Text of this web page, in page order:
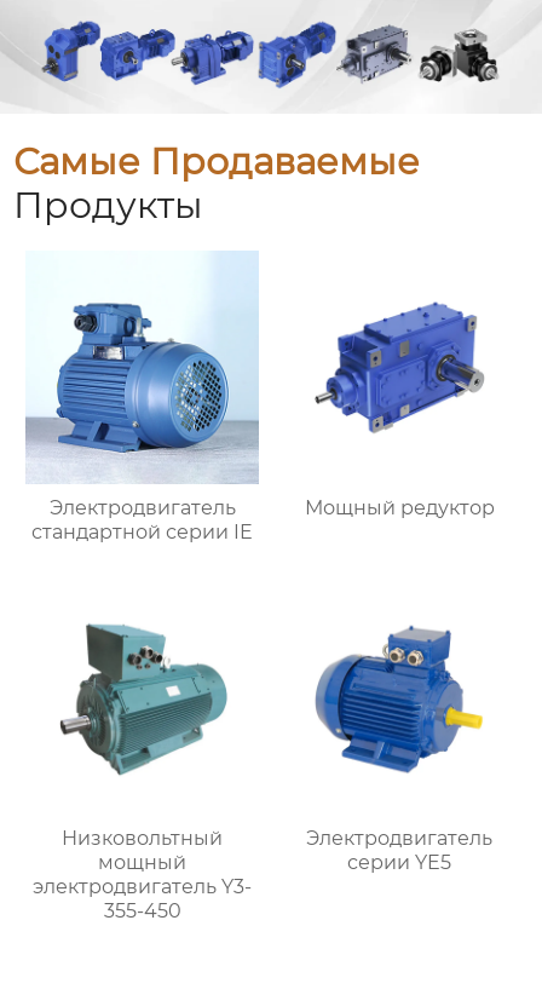
Самые Продаваемые
Продукты
Электродвигатель
стандартной серии IE
Мощный редуктор
Низковольтный
мощный
электродвигатель Y3-
355-450
Электродвигатель
серии YE5